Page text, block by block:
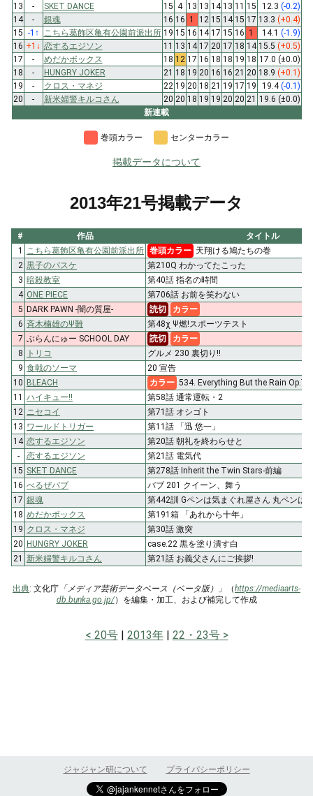
13
- SKET DANCE 15 4 13 13 14 13 11 15 12.3 (-0.2)
14
- 銀魂 16 16 1 12 15 14 15 17 13.3 (+0.4)
15 -1 ↑ こちら葛飾区亀有公園前派出所 19 15 16 14 17 15 16 1 14.1 (-1.9)
16 +1 ↓ 恋するエジソン 11 13 14 17 20 17 18 14 15.5 (+0.5)
17
- めだかボックス 18 12 17 16 18 18 19 18 17.0 (±0.0)
18
- HUNGRY JOKER 21 18 19 20 16 16 21 20 18.9 (+0.1)
19
- クロス・マネジ 22 19 20 18 21 19 17 19 19.4(-0.1)
20
- 新米婦警キルコさん 20 20 18 19 19 20 20 21 19.6 (±0.0)
新連載
巻頭カラー センターカラー
掲載データについて
2013年21号掲載データ
# 作品
タイトル
1
こちら葛飾区亀有公園前派出所 巻頭カラー 天翔ける鳩たちの巻
2 黒子のバスケ
第210Q わかってたこった
3 暗殺教室
第40話 指名の時間
4 ONE PIECE
第706話 お前を笑わない
5 DARK PAWN -闇の質屋- 読切
カラー
6 斉木楠雄のΨ難
第48χ Ψ燃!スポーツテスト
7 ぶらんにゅー SCHOOL DAY 読切
カラー
8
トリコ
グルメ 230 裏切り!!
9 食戟のソーマ
20 宣告
10 BLEACH カラー 534. Everything But the Rain Op.7
11 ハイキュー!!
第58話 通常運転・2
12 ニセコイ
第71話 オシゴト
13 ワールドトリガー
第11話 「迅 悠一」
14 恋するエジソン
第20話 朝礼を終わらせと
-
恋するエジソン
第21話 電気代
15 SKET DANCE
第278話 Inherit the Twin Stars-前編
16 べるぜバブ
バブ 201 クイーン、舞う
17 銀魂
第442訓 Gペンは気まぐれ屋さん 丸ペンは
18 めだかボックス
第191箱 「あれから十年」
19 クロス・マネジ
第30話 激突
20 HUNGRY JOKER
case.22 黒を塗り潰す白
21
新米婦警キルコさん 第21話 お義父さんにご挨拶!
出典: 文化庁 「メディア芸術データベース（ベータ版）」 （https://mediaarts-
db.bunka.go.jp/）を編集・加工、および補完して作成
20号 2013年 22・23号
ジャジャン研について プライバシーポリシー